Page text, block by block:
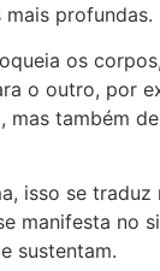
profundas.
os
o outro, por
também
isso se
manifesta no
sustentam.